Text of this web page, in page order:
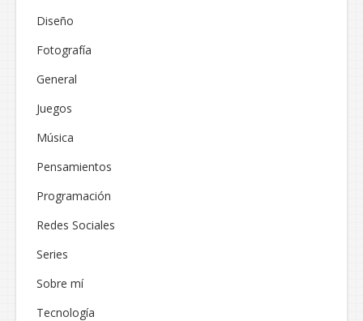
Diseño
Fotografía
General
Juegos
Música
Pensamientos
Programación
Redes Sociales
Series
Sobre mí
Tecnología